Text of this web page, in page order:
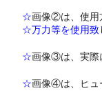
☆画像②は、使用
☆万力等を使用致
☆画像③は、実際
☆画像④は、ヒュ